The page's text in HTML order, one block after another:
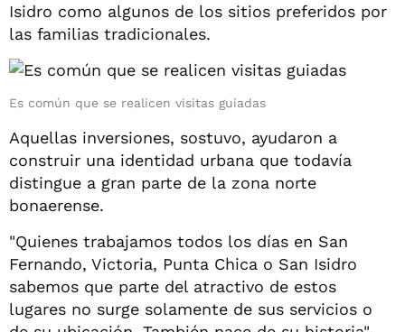
Isidro como algunos de los sitios preferidos por
las familias tradicionales.
Es común que se realicen visitas guiadas
Aquellas inversiones, sostuvo, ayudaron a
construir una identidad urbana que todavía
distingue a gran parte de la zona norte
bonaerense.
"Quienes trabajamos todos los días en San
Fernando, Victoria, Punta Chica o San Isidro
sabemos que parte del atractivo de estos
lugares no surge solamente de sus servicios o